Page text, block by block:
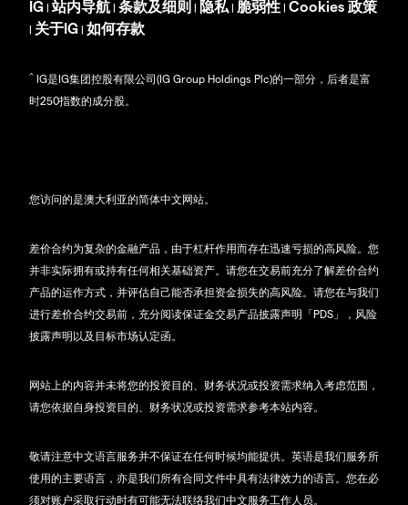
IG |站内导航 | 条款及细则 | 隐私 | 脆弱性 | Cookies 政策
| 关于IG | 如何存款
^ IG是IG集团控股有限公司(IG Group Holdings Plc)的一部分，后者是富
时250指数的成分股。
您访问的是澳大利亚的简体中文网站。
差价合约为复杂的金融产品，由于杠杆作用而存在迅速亏损的高风险。您
并非实际拥有或持有任何相关基础资产。请您在交易前充分了解差价合约
产品的运作方式，并评估自己能否承担资金损失的高风险。请您在与我们
进行差价合约交易前，充分阅读保证金交易产品披露声明「PDS」，风险
披露声明以及目标市场认定函。
网站上的内容并未将您的投资目的、财务状况或投资需求纳入考虑范围，
请您依据自身投资目的、财务状况或投资需求参考本站内容。
敬请注意中文语言服务并不保证在任何时候均能提供。英语是我们服务所
使用的主要语言，亦是我们所有合同文件中具有法律效力的语言。您在必
须对账户采取行动时有可能无法联络我们中文服务工作人员。